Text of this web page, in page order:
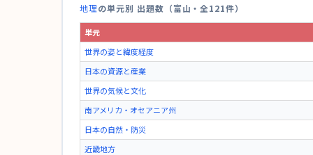
地理の単元別 出題数（富山・全121件）
単元
世界の姿と緯度経度
日本の資源と産業
世界の気候と文化
南アメリカ・オセアニア州
日本の自然・防災
近畿地方